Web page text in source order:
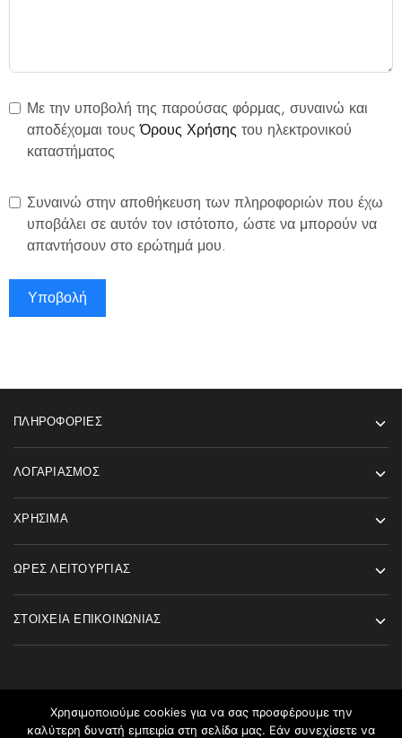
Με την υποβολή της παρούσας φόρμας, συναινώ και
αποδέχομαι τουςΌρους Χρήσης του ηλεκτρονικού
καταστήματος
Συναινώ στην αποθήκευση των πληροφοριών που έχω
υποβάλει σε αυτόν τον ιστότοπο, ώστε να μπορούν να
απαντήσουν στο ερώτημά μου.
Υποβολή
ΠΛΗΡΟΦΟΡΊΕΣ
ΛΟΓΑΡΙΑΣΜΌΣ
ΧΡΉΣΙΜΑ
ΏΡΕΣ ΛΕΙΤΟΥΡΓΊΑΣ
ΣΤΟΙΧΕΊΑ ΕΠΙΚΟΙΝΩΝΊΑΣ
©2026 Angels Fashion All rights reserved
Χρησιμοποιούμε cookies για να σας προσφέρουμε την
καλύτερη δυνατή εμπειρία στη σελίδα μας. Εάν συνεχίσετε να